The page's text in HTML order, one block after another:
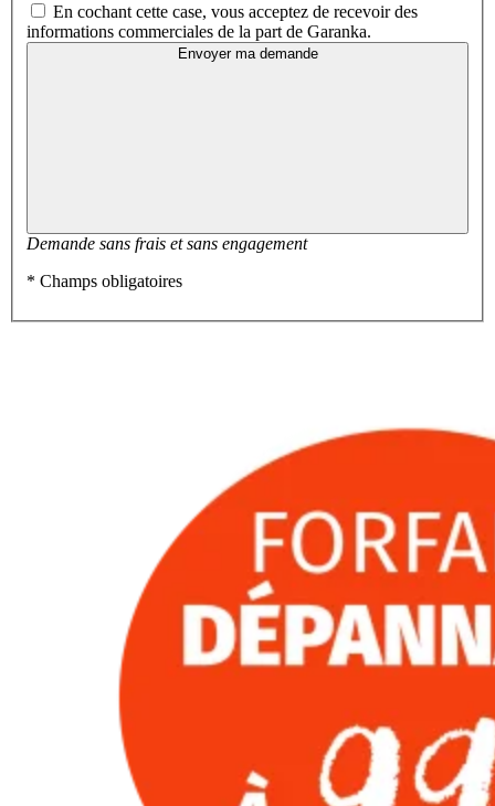
En cochant cette case, vous acceptez de recevoir des
informations commerciales de la part de Garanka.
Envoyer ma demande
Demande sans frais et sans engagement
* Champs obligatoires